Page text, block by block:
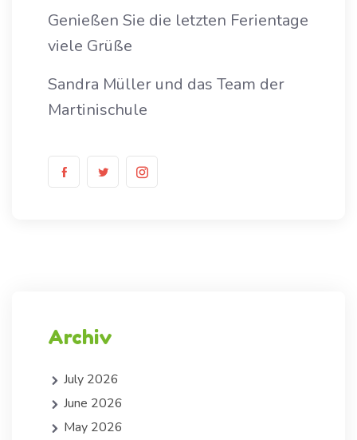
Genießen Sie die letzten Ferientage
viele Grüße
Sandra Müller und das Team der
Martinischule
Archiv
July 2026
June 2026
May 2026